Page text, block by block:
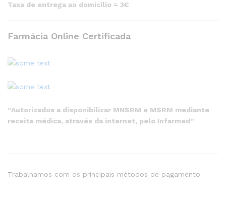
Taxa de entrega ao domicílio = 3€
Farmácia Online Certificada
“Autorizados a disponibilizar MNSRM e MSRM mediante
receita médica, através da internet, pelo Infarmed”
Trabalhamos com os principais métodos de pagamento